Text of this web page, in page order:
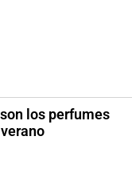
los perfumes